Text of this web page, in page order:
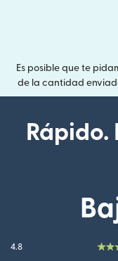
Es posible que te
de la cantidad
4.8